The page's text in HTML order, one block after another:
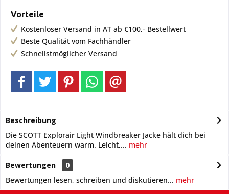
Vorteile
Kostenloser Versand in AT ab €100,- Bestellwert
Beste Qualität vom Fachhändler
Schnellstmöglicher Versand
Beschreibung
Die SCOTT Explorair Light Windbreaker Jacke hält dich bei
deinen Abenteuern warm. Leicht,... mehr
Bewertungen
0
Bewertungen lesen, schreiben und diskutieren... mehr